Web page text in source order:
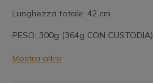
Lunghezza totale: 42 cm
PESO: 300g (364g CON CUSTODIA)
Mostra altro